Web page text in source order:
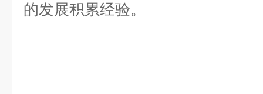
的发展积累经验。